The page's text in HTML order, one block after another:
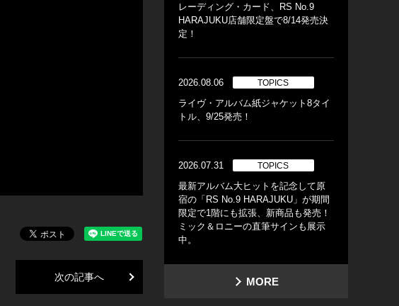
次の記事へ
レーディング・カード、RS No.9
HARAJUKU店舗限定盤で8/14発売決
定！
2026.08.06 TOPICS
ライヴ・アルバム紙ジャケット8タイ
トル、9/25発売！
2026.07.31 TOPICS
最新アルバム大ヒットを記念して原
宿の「RS No.9 HARAJUKU」が期間
限定で1階にも拡張、新商品も発売！
ミック＆ロニーの直筆サインも展示
中。
MORE